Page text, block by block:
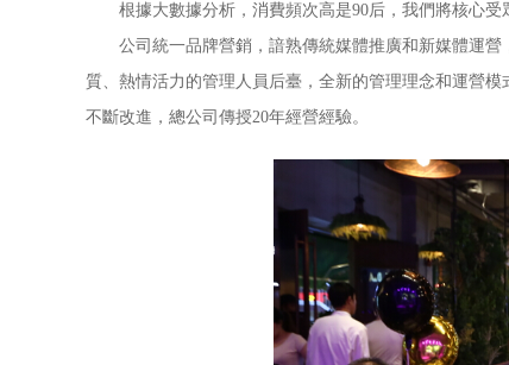
根據大數據分析，消費頻次高是90后，我們將核心受
公司統一品牌營銷，諳熟傳統媒體推廣和新媒體運營
質、熱情活力的管理人員后臺，全新的管理理念和運營
不斷改進，總公司傳授20年經營經驗。